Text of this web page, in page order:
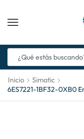
Inicio
Simatic
6ES7221-1BF32-0XB0